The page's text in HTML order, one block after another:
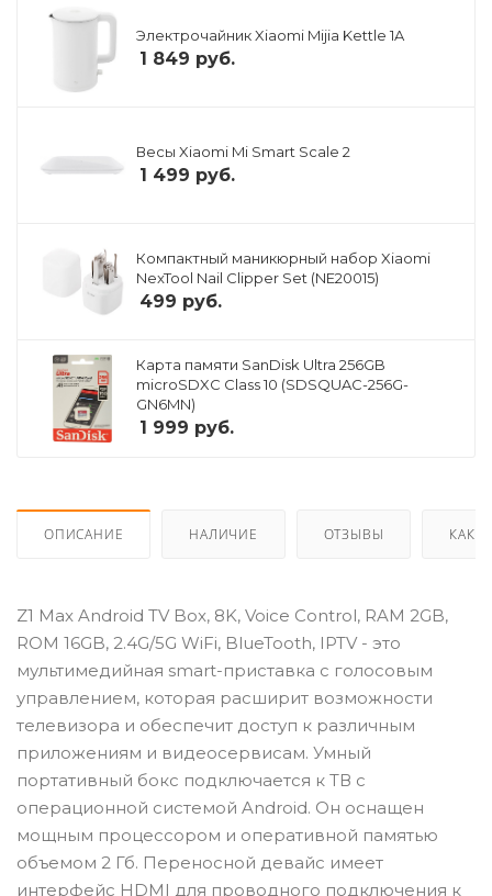
Электрочайник Xiaomi Mijia Kettle 1A
1 849 руб.
Весы Xiaomi Mi Smart Scale 2
1 499 руб.
Компактный маникюрный набор Xiaomi
NexTool Nail Clipper Set (NE20015)
499 руб.
Карта памяти SanDisk Ultra 256GB
microSDXC Class 10 (SDSQUAC-256G-
GN6MN)
1 999 руб.
ОПИСАНИЕ НАЛИЧИЕ ОТЗЫВЫ КАК
Z1 Max Android TV Box, 8K, Voice Control, RAM 2GB,
ROM 16GB, 2.4G/5G WiFi, BlueTooth, IPTV - это
мультимедийная smart-приставка с голосовым
управлением, которая расширит возможности
телевизора и обеспечит доступ к различным
приложениям и видеосервисам. Умный
портативный бокс подключается к ТВ с
операционной системой Android. Он оснащен
мощным процессором и оперативной памятью
объемом 2 Гб. Переносной девайс имеет
интерфейс HDMI для проводного подключения к